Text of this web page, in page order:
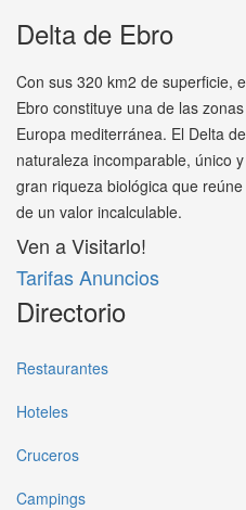
Delta de Ebro
Con sus 320 km2 de superficie,
Ebro constituye una de las
Europa mediterránea. El Delta
naturaleza incomparable, único
gran riqueza biológica que
de un valor incalculable.
Ven a Visitarlo!
Tarifas Anuncios
Directorio
Restaurantes
Hoteles
Cruceros
Campings